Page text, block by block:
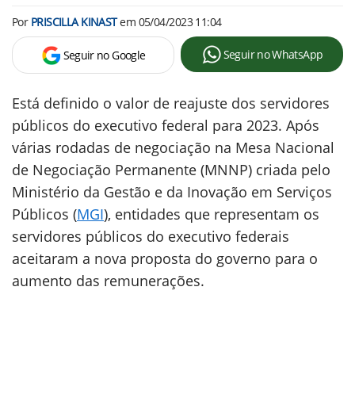
Por PRISCILLA KINASTem 05/04/2023 11:04
Seguir no Google Seguir no WhatsApp
Está definido o valor de reajuste dos servidores
públicos do executivo federal para 2023. Após
várias rodadas de negociação na Mesa Nacional
de Negociação Permanente (MNNP) criada pelo
Ministério da Gestão e da Inovação em Serviços
Públicos (MGI), entidades que representam os
servidores públicos do executivo federais
aceitaram a nova proposta do governo para o
aumento das remunerações.